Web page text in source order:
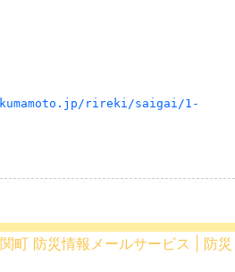
rireki/saigai/1-
町 防災情報メールサービス | 防災